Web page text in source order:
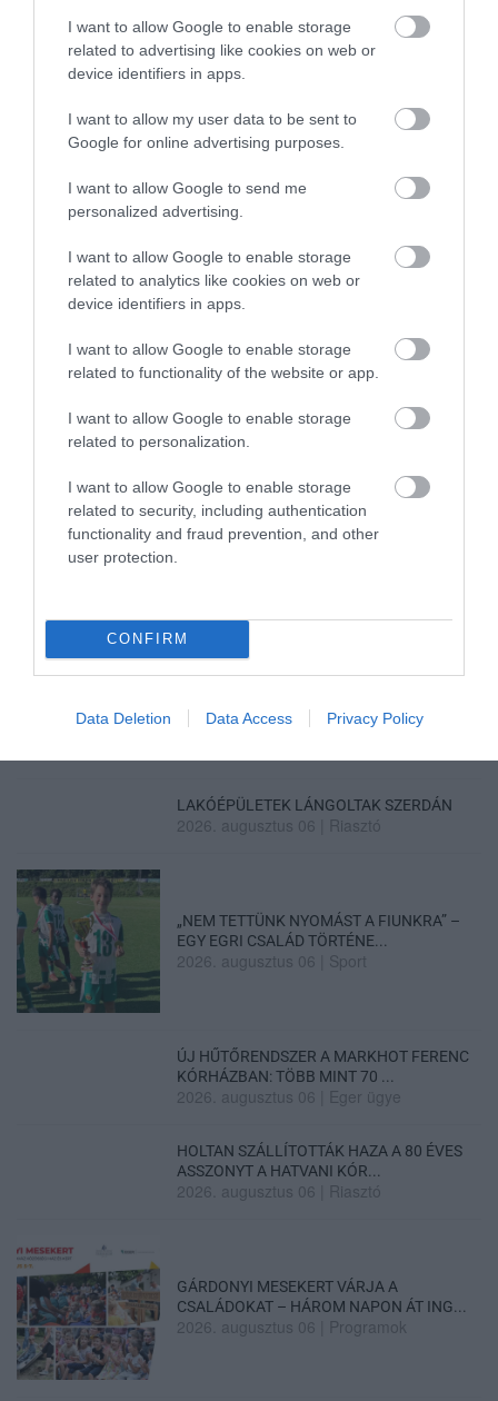
I want to allow Google to enable storage
related to advertising like cookies on web or
device identifiers in apps.
I want to allow my user data to be sent to
Google for online advertising purposes.
I want to allow Google to send me
personalized advertising.
I want to allow Google to enable storage
related to analytics like cookies on web or
device identifiers in apps.
I want to allow Google to enable storage
related to functionality of the website or app.
I want to allow Google to enable storage
related to personalization.
I want to allow Google to enable storage
related to security, including authentication
functionality and fraud prevention, and other
user protection.
CONFIRM
Data Deletion Data Access Privacy Policy
Egy tál étel, egy nagy csomagnyi törődés –
ez az, amit a Krisna-tudatú hívők Anyák
napján is nyújtanak...
Ne maradjon le a legfrissebb hírekről, kövessen
VISSZA A FŐOLDALRA
Legfrissebb híreink
2026. augusztus 06|Riasztó
HÍREK A GARÁZSBÓL: CHERY TIGGO 9
PHEV LUXURY – A KÍNAI PR...
LAKÓÉPÜLETEK LÁNGOLTAK SZERDÁN
2026. augusztus 06 Riasztó
„NEM TETTÜNK NYOMÁST A FIUNKRA” –
EGY EGRI CSALÁD TÖRTÉNE...
2026. augusztus 06 Sport
ÚJ HŰTŐRENDSZER A MARKHOT FERENC
KÓRHÁZBAN: TÖBB MINT 70 ...
2026. augusztus 06 Eger ügye
HOLTAN SZÁLLÍTOTTÁK HAZA A 80 ÉVES
ASSZONYT A HATVANI KÓR...
2026. augusztus 06 Riasztó
GÁRDONYI MESEKERT VÁRJA A
CSALÁDOKAT – HÁROM NAPON ÁT ING...
2026. augusztus 06 Programok